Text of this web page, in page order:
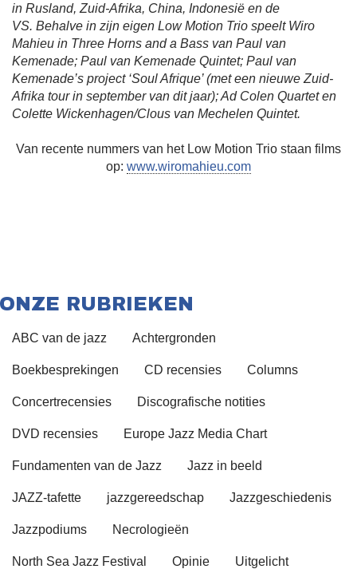
in Rusland, Zuid-Afrika, China, Indonesië en de
VS. Behalve in zijn eigen Low Motion Trio speelt Wiro
Mahieu in Three Horns and a Bass van Paul van
Kemenade; Paul van Kemenade Quintet; Paul van
Kemenade’s project ‘Soul Afrique’ (met een nieuwe Zuid-
Afrika tour in september van dit jaar); Ad Colen Quartet en
Colette Wickenhagen/Clous van Mechelen Quintet.
Van recente nummers van het Low Motion Trio staan films
op: www.wiromahieu.com
ONZE RUBRIEKEN
ABC van de jazz Achtergronden
Boekbesprekingen CD recensies Columns
Concertrecensies Discografische notities
DVD recensies Europe Jazz Media Chart
Fundamenten van de Jazz Jazz in beeld
JAZZ-tafette jazzgereedschap Jazzgeschiedenis
Jazzpodiums Necrologieën
North Sea Jazz Festival Opinie Uitgelicht